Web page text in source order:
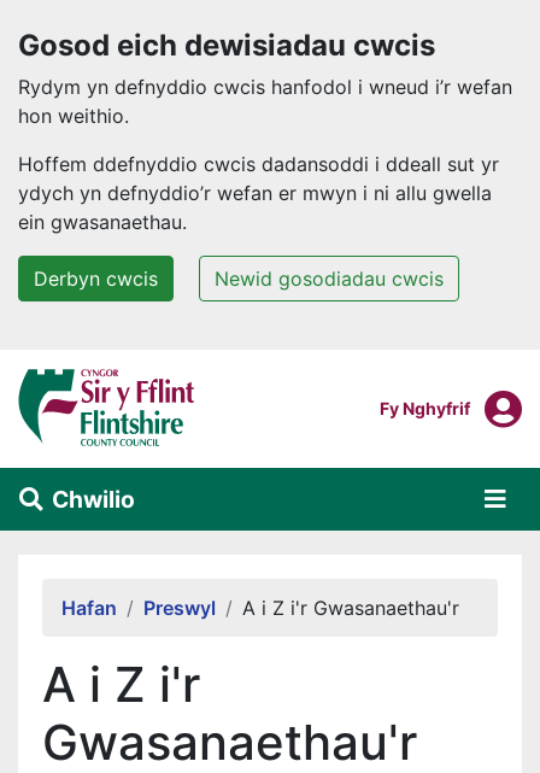
Gosod eich dewisiadau cwcis
Rydym yn defnyddio cwcis hanfodol i wneud i’r wefan
hon weithio.
Hoffem ddefnyddio cwcis dadansoddi i ddeall sut yr
ydych yn defnyddio’r wefan er mwyn i ni allu gwella
ein gwasanaethau.
Derbyn cwcis Newid gosodiadau cwcis
Neidio i'r prif gynnwys
Mewngofnodi I
Fy Nghyfrif
Chwilio
Hafan Preswyl A i Z i'r Gwasanaethau'r
A i Z i'r
Gwasanaethau'r